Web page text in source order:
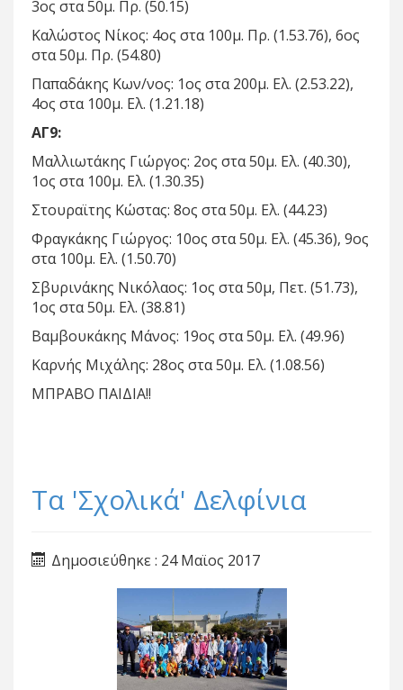
3ος στα 50μ. Πρ. (50.15)
Καλώστος Νίκος: 4ος στα 100μ. Πρ. (1.53.76), 6ος
στα 50μ. Πρ. (54.80)
Παπαδάκης Κων/νος: 1ος στα 200μ. Ελ. (2.53.22),
4ος στα 100μ. Ελ. (1.21.18)
ΑΓ9:
Μαλλιωτάκης Γιώργος: 2ος στα 50μ. Ελ. (40.30),
1ος στα 100μ. Ελ. (1.30.35)
Στουραϊτης Κώστας: 8ος στα 50μ. Ελ. (44.23)
Φραγκάκης Γιώργος: 10ος στα 50μ. Ελ. (45.36), 9ος
στα 100μ. Ελ. (1.50.70)
Σβυρινάκης Νικόλαος: 1ος στα 50μ, Πετ. (51.73),
1ος στα 50μ. Ελ. (38.81)
Βαμβουκάκης Μάνος: 19ος στα 50μ. Ελ. (49.96)
Καρνής Μιχάλης: 28ος στα 50μ. Ελ. (1.08.56)
ΜΠΡΑΒΟ ΠΑΙΔΙΑ!!
Τα 'Σχολικά' Δελφίνια
Δημοσιεύθηκε : 24 Μαϊος 2017